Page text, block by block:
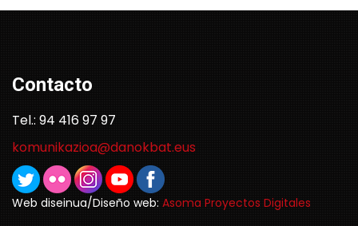
Contacto
Tel.: 94 416 97 97
komunikazioa@danokbat.eus
Web diseinua/Diseño web: Asoma Proyectos Digitales